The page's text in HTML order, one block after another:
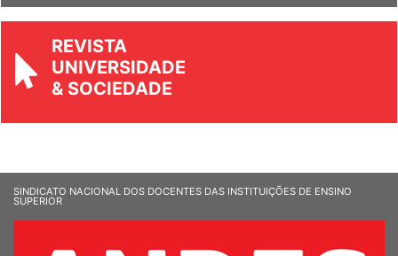
REVISTA
UNIVERSIDADE
& SOCIEDADE
SINDICATO NACIONAL DOS DOCENTES DAS INSTITUIÇÕES DE ENSINO
SUPERIOR